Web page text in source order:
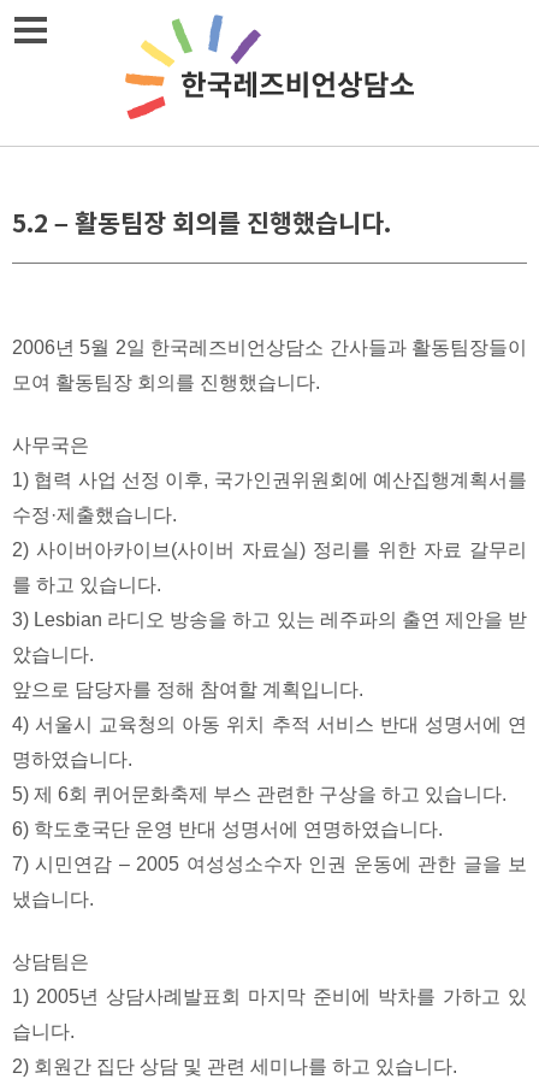
Skip
5.2 – 활동팀장 회의를 진행했습니다.
2006년 5월 2일 한국레즈비언상담소 간사들과 활동팀장들이
모여 활동팀장 회의를 진행했습니다.
사무국은
1) 협력 사업 선정 이후, 국가인권위원회에 예산집행계획서를
수정·제출했습니다.
2) 사이버아카이브(사이버 자료실) 정리를 위한 자료 갈무리
를 하고 있습니다.
3) Lesbian 라디오 방송을 하고 있는 레주파의 출연 제안을 받
았습니다.
앞으로 담당자를 정해 참여할 계획입니다.
4) 서울시 교육청의 아동 위치 추적 서비스 반대 성명서에 연
명하였습니다.
5) 제 6회 퀴어문화축제 부스 관련한 구상을 하고 있습니다.
6) 학도호국단 운영 반대 성명서에 연명하였습니다.
7) 시민연감 – 2005 여성성소수자 인권 운동에 관한 글을 보
냈습니다.
상담팀은
1) 2005년 상담사례발표회 마지막 준비에 박차를 가하고 있
습니다.
2) 회원간 집단 상담 및 관련 세미나를 하고 있습니다.